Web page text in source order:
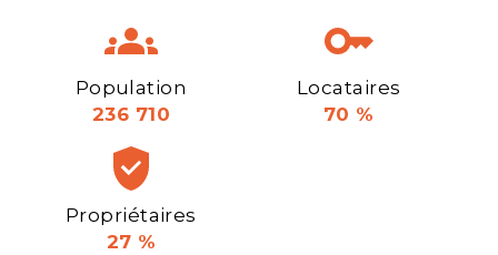
Population
236 710
Locataires
70 %
Propriétaires
27 %